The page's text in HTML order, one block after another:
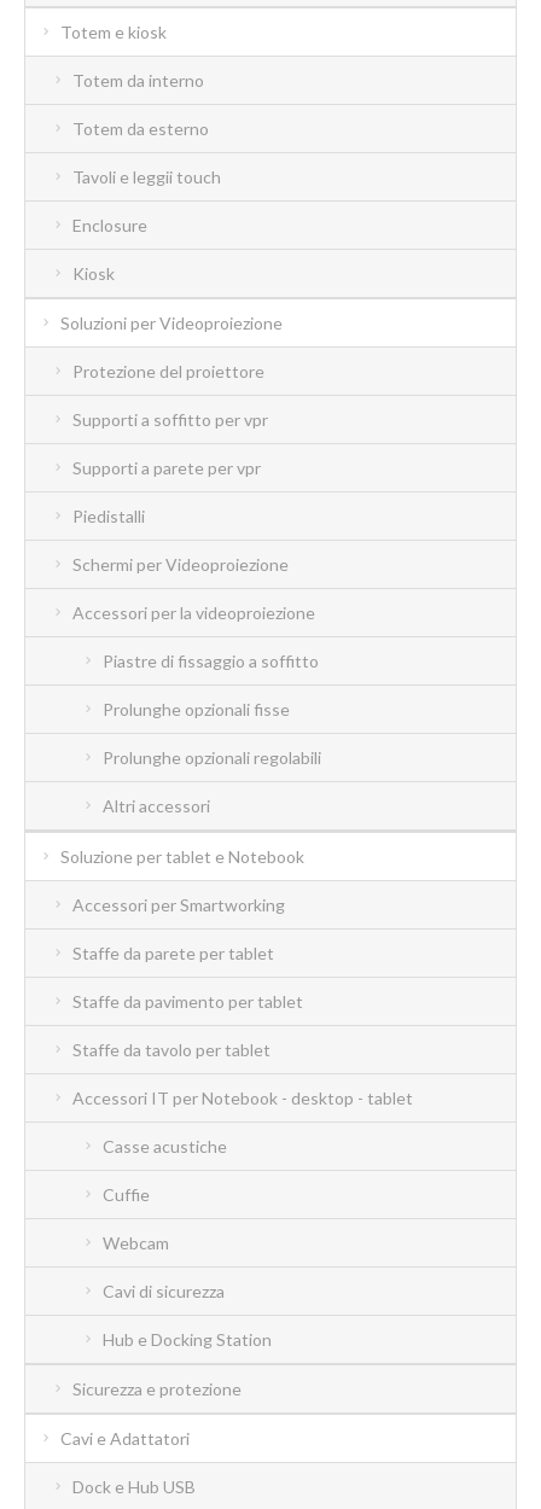
Totem e kiosk
Totem da interno
Totem da esterno
Tavoli e leggii touch
Enclosure
Kiosk
Soluzioni per Videoproiezione
Protezione del proiettore
Supporti a soffitto per vpr
Supporti a parete per vpr
Piedistalli
Schermi per Videoproiezione
Accessori per la videoproiezione
Piastre di fissaggio a soffitto
Prolunghe opzionali fisse
Prolunghe opzionali regolabili
Altri accessori
Soluzione per tablet e Notebook
Accessori per Smartworking
Staffe da parete per tablet
Staffe da pavimento per tablet
Staffe da tavolo per tablet
Accessori IT per Notebook - desktop - tablet
Casse acustiche
Cuffie
Webcam
Cavi di sicurezza
Hub e Docking Station
Sicurezza e protezione
Cavi e Adattatori
Dock e Hub USB